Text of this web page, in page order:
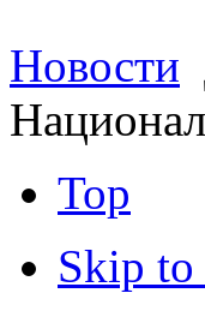
Новости
Top
Skip to